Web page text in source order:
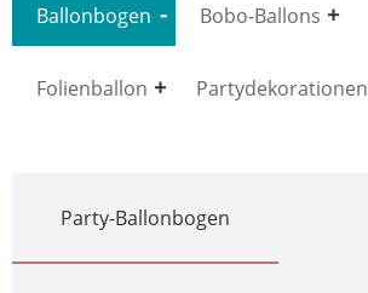
Ballonbogen Bobo-Ballons
Folienballon Partydekorationen
Party-Ballonbogen